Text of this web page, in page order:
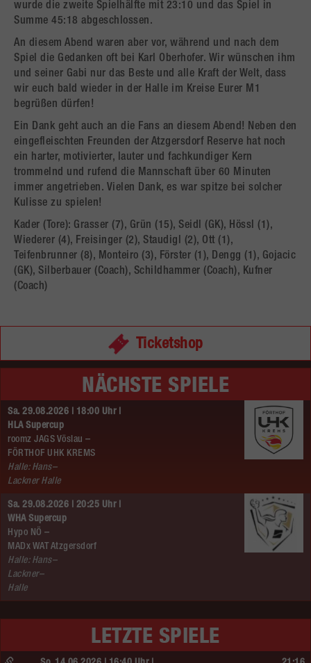
wurde die zweite Spielhälfte mit 23:10 und das Spiel in
Summe 45:18 abgeschlossen.
An diesem Abend waren aber vor, während und nach dem
Spiel die Gedanken oft bei Karl Oberhofer. Wir wünschen ihm
und seiner Gabi nur das Beste und alle Kraft der Welt, dass
wir euch bald wieder in der Halle im Kreise Eurer M1
begrüßen dürfen!
Ein Dank geht auch an die Fans an diesem Abend! Neben den
eingefleischten Freunden der Atzgersdorf Reserve hat noch
ein harter, motivierter, lauter und fachkundiger Kern
trommelnd und rufend die Mannschaft über 60 Minuten
immer angetrieben. Vielen Dank, es war spitze bei solcher
Kulisse zu spielen!
Kader (Tore): Grasser (7), Grün (15), Seidl (GK), Hössl (1),
Wiederer (4), Freisinger (2), Staudigl (2), Ott (1),
Teifenbrunner (8), Monteiro (3), Förster (1), Dengg (1), Gojacic
(GK), Silberbauer (Coach), Schildhammer (Coach), Kufner
(Coach)
Ticketshop
NÄCHSTE SPIELE
Sa. 29.08.2026 | 18:00 Uhr |
HLA Supercup
roomz JAGS Vöslau –
FÖRTHOF UHK KREMS
Halle: Hans–
Lackner Halle
Sa. 29.08.2026 | 20:25 Uhr |
WHA Supercup
Hypo NÖ –
MADx WAT Atzgersdorf
Halle: Hans–
Lackner–
Halle
LETZTE SPIELE